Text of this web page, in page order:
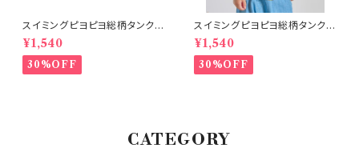
スイミングピヨピヨ総柄タンクト
ップ アイボリー
¥1,540
30%OFF
スイミングピヨピヨ総柄タンクト
ップ サックス
¥1,540
30%OFF
CATEGORY